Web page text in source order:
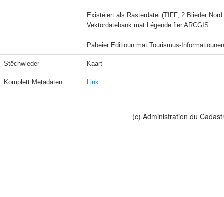
Existéiert als Rasterdatei (TIFF, 2 Blieder
Vektordatebank mat Légende fier ARCGIS.
Pabeier Editioun mat Tourismus-Informatiounen
Stëchwieder Kaart
Komplett Metadaten Link
(c) Administration du